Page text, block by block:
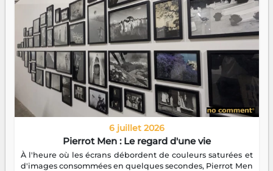
6 juillet 2026
Pierrot Men : Le regard d'une vie
À l'heure où les écrans débordent de couleurs saturées et
d'images consommées en quelques secondes, Pierrot Men